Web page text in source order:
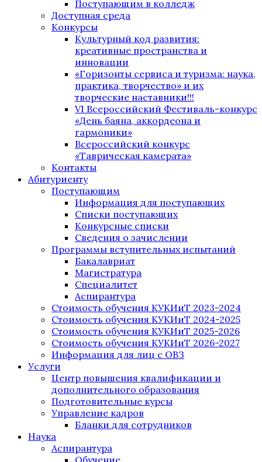
Поступающим в колледж
Доступная среда
Конкурсы
Культурный код развития:
креативные пространства и
инновации
«Горизонты сервиса и туризма: наука,
практика, творчество» и их
творческие наставники!!!
VI Всероссийский Фестиваль-конкурс
«День баяна, аккордеона и
гармоники»
Всероссийский конкурс
«Таврическая камерата»
Контакты
Абитуриенту
Поступающим
Информация для поступающих
Списки поступающих
Конкурсные списки
Сведения о зачислении
Программы вступительных испытаний
Бакалавриат
Магистратура
Специалитет
Аспирантура
Стоимость обучения КУКИиТ 2023-2024
Стоимость обучения КУКИиТ 2024-2025
Стоимость обучения КУКИиТ 2025-2026
Стоимость обучения КУКИиТ 2026-2027
Информация для лиц с ОВЗ
Услуги
Центр повышения квалификации и
дополнительного образования
Подготовительные курсы
Управление кадров
Бланки для сотрудников
Наука
Аспирантура
Обучение